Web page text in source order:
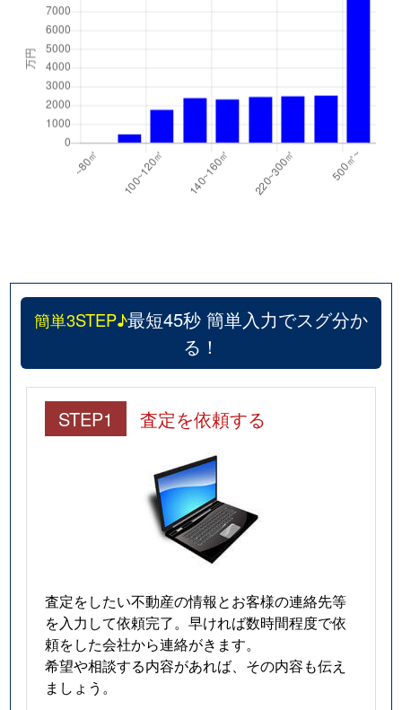
簡単3STEP♪最短45秒 簡単入力でスグ分か
る！
STEP1 査定を依頼する
査定をしたい不動産の情報とお客様の連絡先等
を入力して依頼完了。早ければ数時間程度で依
頼をした会社から連絡がきます。
希望や相談する内容があれば、その内容も伝え
ましょう。